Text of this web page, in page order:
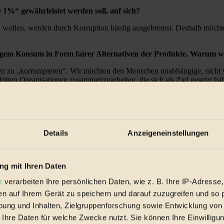
Details Anzeigeneinstellungen
mit Ihren Daten
verarbeiten Ihre persönlichen Daten, wie z. B. Ihre IP-
auf Ihrem Gerät zu speichern und darauf zuzugreifen und so
und Inhalten, Zielgruppenforschung sowie Entwicklung
Daten für welche Zwecke nutzt. Sie können Ihre
gewährleistet werden soll, auf sich?
werden durch Korruption häufig ausgebremst. Deshalb
Konsum in Form fairer Alternativen der Produkte. Warum
„korrumpieren“. Wir möchten den Menschen unabhängige,
Organisationen zusammenzuarbeiten, die sich als Ziel gesetzt
Sources werden bereits als dritte Industrielle Revolution
unter Verschluss zu halten, wenn es praktisch ohne
geschlossen werden können. Und natürlich gehört das auch zu